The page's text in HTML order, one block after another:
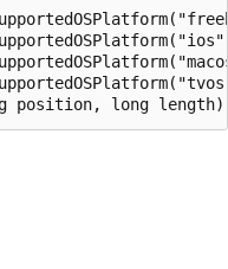
position, long